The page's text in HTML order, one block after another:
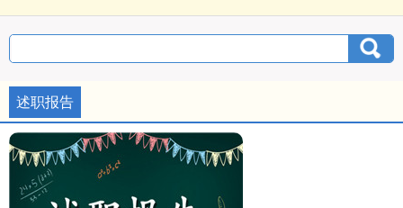
述职报告